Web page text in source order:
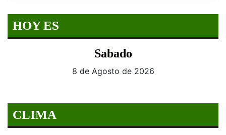
HOY ES
Sabado
8 de Agosto de 2026
CLIMA